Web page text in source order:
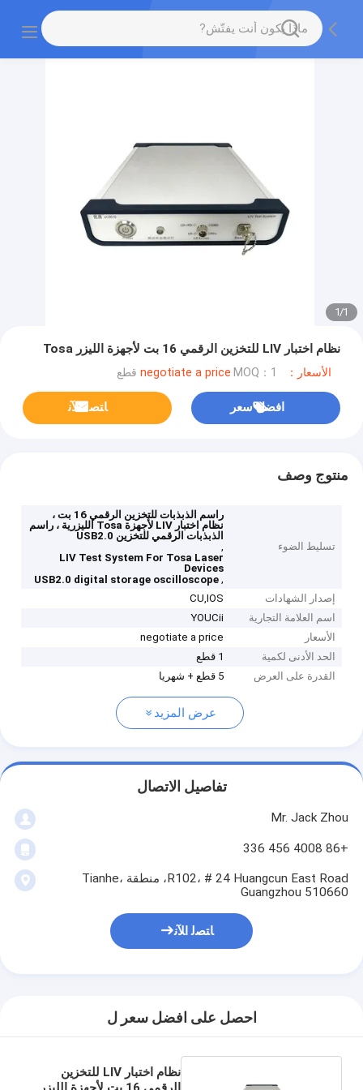
1
/
1
نظام اختبار LIV للتخزين الرقمي 16 بت لأجهزة الليزر Tosa
الأسعار：negotiate a price MOQ：1 قطع
افضل سعر ﺎﺘﺼﻟ ﺍﻶﻧ
منتوج وصف
تسليط الضوء
راسم الذبذبات للتخزين الرقمي 16 بت ،
نظام اختبار LIV لأجهزة Tosa الليزرية ، راسم
الذبذبات الرقمي للتخزين USB2.0
,
LIV Test System For Tosa Laser
Devices
,
USB2.0 digital storage oscilloscope
إصدار الشهادات
CU,IOS
اسم العلامة التجارية
YOUCii
الأسعار
negotiate a price
الحد الأدنى لكمية
1 قطع
القدرة على العرض
5 قطع + شهريا
عرض المزيد
تفاصيل الاتصال
Mr. Jack Zhou
+86 4008 456 336
R102، # 24 Huangcun East Road، منطقة Tianhe،
Guangzhou 510660
ﺎﺘﺼﻟ ﺍﻶﻧ
احصل على افضل سعر ل
نظام اختبار LIV للتخزين